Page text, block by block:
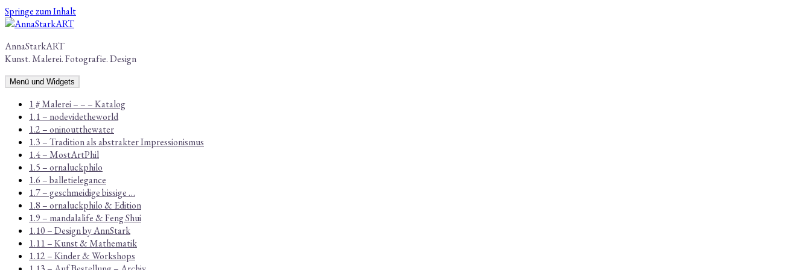
Springe zum Inhalt
AnnaStarkART
Kunst. Malerei. Fotografie. Design
Menü und Widgets
1 # Malerei – – – Katalog
1.1 – nodevidetheworld
1.2 – oninoutthewater
1.3 – Tradition als abstrakter Impressionismus
1.4 – MostArtPhil
1.5 – ornaluckphilo
1.6 – balletielegance
1.7 – geschmeidige bissige …
1.8 – ornaluckphilo & Edition
1.9 – mandalalife & Feng Shui
1.10 – Design by AnnStark
1.11 – Kunst & Mathematik
1.12 – Kinder & Workshops